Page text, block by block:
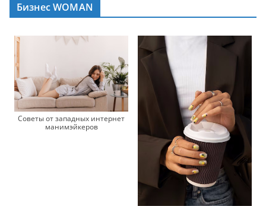
Бизнес WOMAN
Советы от западных интернет
манимэйкеров